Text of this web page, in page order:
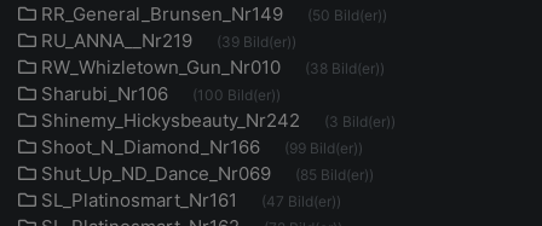
RR_General_Brunsen_Nr149 (50 Bild(er))
RU_ANNA__Nr219 (39 Bild(er))
RW_Whizletown_Gun_Nr010 (38 Bild(er))
Sharubi_Nr106 (100 Bild(er))
Shinemy_Hickysbeauty_Nr242 (3 Bild(er))
Shoot_N_Diamond_Nr166 (99 Bild(er))
Shut_Up_ND_Dance_Nr069 (85 Bild(er))
SL_Platinosmart_Nr161 (47 Bild(er))